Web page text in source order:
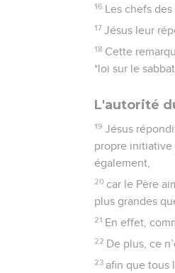
16 Les chefs
17 Jésus leur
18 Cette
*loi sur le
L'autorité
19 Jésus
propre initiative
également,
20 car le Père
plus grandes
21 En effet,
22 De plus, ce
23 afin que tous